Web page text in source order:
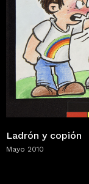
Ladrón y copión
Mayo 2010